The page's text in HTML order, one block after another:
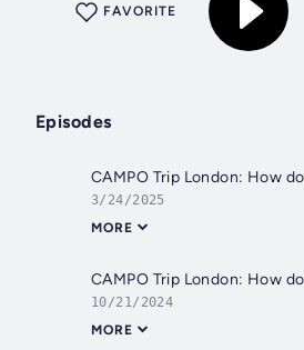
FAVORITE
Episodes
3/24/2025
MORE
10/21/2024
MORE